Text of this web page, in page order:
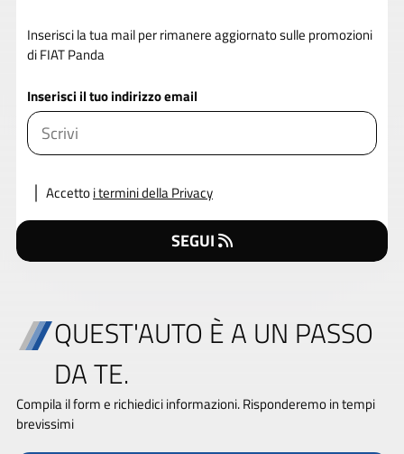
Inserisci la tua mail per rimanere aggiornato sulle promozioni
di FIAT Panda
Inserisci il tuo indirizzo email
Accettoi termini della Privacy
SEGUI
QUEST'AUTO È A UN PASSO
DA TE.
Compila il form e richiedici informazioni. Risponderemo in tempi
brevissimi